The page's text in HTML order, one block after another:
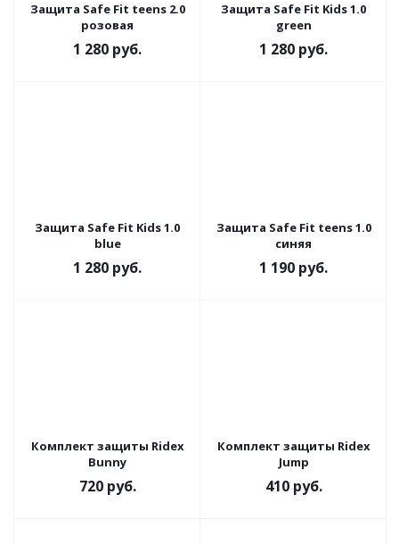
Защита Safe Fit teens 2.0
розовая
1 280 руб.
Защита Safe Fit Kids 1.0
green
1 280 руб.
Защита Safe Fit Kids 1.0
blue
1 280 руб.
Защита Safe Fit teens 1.0
синяя
1 190 руб.
Комплект защиты Ridex
Bunny
720руб.
Комплект защиты Ridex
Jump
410руб.